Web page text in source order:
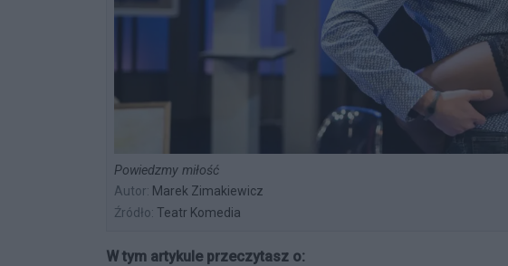
Powiedzmy miłość
Autor: Marek Zimakiewicz
Źródło: Teatr Komedia
W tym artykule przeczytasz o: